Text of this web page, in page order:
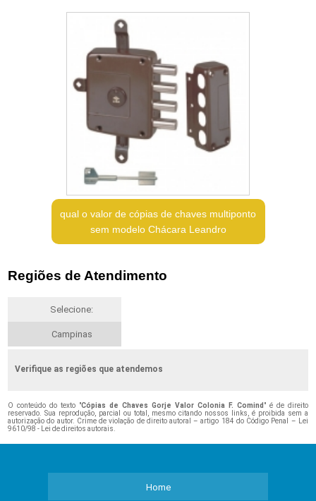
qual o valor de cópias de chaves multiponto
sem modelo Chácara Leandro
Regiões de Atendimento
Selecione:
Campinas
Verifique as regiões que atendemos
O conteúdo do texto "Cópias de Chaves Gorje Valor Colonia F. Comind " é de direito
reservado. Sua reprodução, parcial ou total, mesmo citando nossos links, é proibida sem a
autorização do autor. Crime de violação de direito autoral – artigo 184 do Código Penal –
Lei
9610/98 - Lei de direitos autorais
Home